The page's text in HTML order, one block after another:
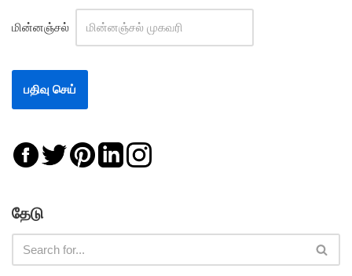
மின்னஞ்சல்
தேடு